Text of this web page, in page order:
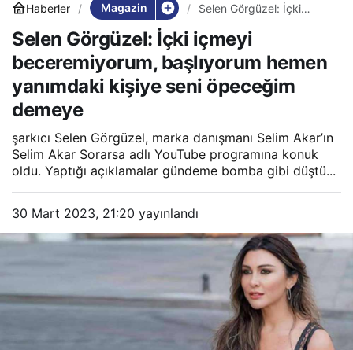
Haberler Magazin
Selen Görgüzel: İçki
başlıyorum hemen
yanımdaki kişiye seni
öpeceğim demeye
Selen Görgüzel: İçki içmeyi
beceremiyorum, başlıyorum hemen
yanımdaki kişiye seni öpeceğim
demeye
şarkıcı Selen Görgüzel, marka danışmanı Selim Akar’ın
Selim Akar Sorarsa adlı YouTube programına konuk
oldu. Yaptığı açıklamalar gündeme bomba gibi düştü...
30 Mart 2023, 21:20 yayınlandı